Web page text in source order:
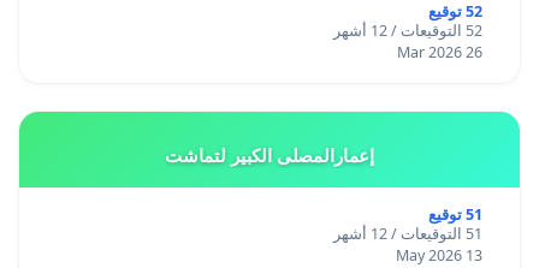
52 توقيع
52 التوقيعات / 12 أشهر
26 Mar 2026
إعمارالمصلى الكبير لتماشت
51 توقيع
51 التوقيعات / 12 أشهر
13 May 2026